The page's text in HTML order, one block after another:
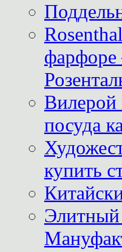
фарфоре
посуда
купить
Элитный